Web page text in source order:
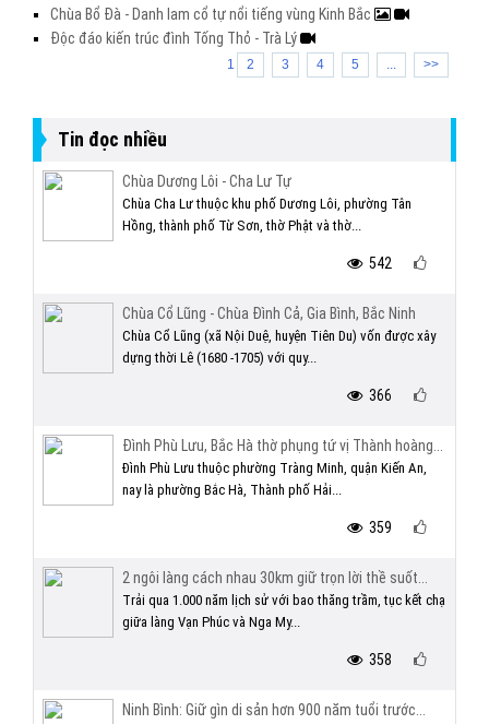
Chùa Bổ Đà - Danh lam cổ tự nổi tiếng vùng Kinh Bắc
Độc đáo kiến trúc đình Tống Thỏ - Trà Lý
1 2 3 4 5 ... >>
Tin đọc nhiều
Chùa Dương Lôi - Cha Lư Tự
Chùa Cha Lư thuộc khu phố Dương Lôi, phường Tân
Hồng, thành phố Từ Sơn, thờ Phật và thờ...
542
Chùa Cổ Lũng - Chùa Đình Cả, Gia Bình, Bắc Ninh
Chùa Cổ Lũng (xã Nội Duệ, huyện Tiên Du) vốn được xây
dựng thời Lê (1680 -1705) với quy...
366
Đình Phù Lưu, Bắc Hà thờ phụng tứ vị Thành hoàng...
Đình Phù Lưu thuộc phường Tràng Minh, quận Kiến An,
nay là phường Bắc Hà, Thành phố Hải...
359
2 ngôi làng cách nhau 30km giữ trọn lời thề suốt...
Trải qua 1.000 năm lịch sử với bao thăng trầm, tục kết chạ
giữa làng Vạn Phúc và Nga My...
358
Ninh Bình: Giữ gìn di sản hơn 900 năm tuổi trước...